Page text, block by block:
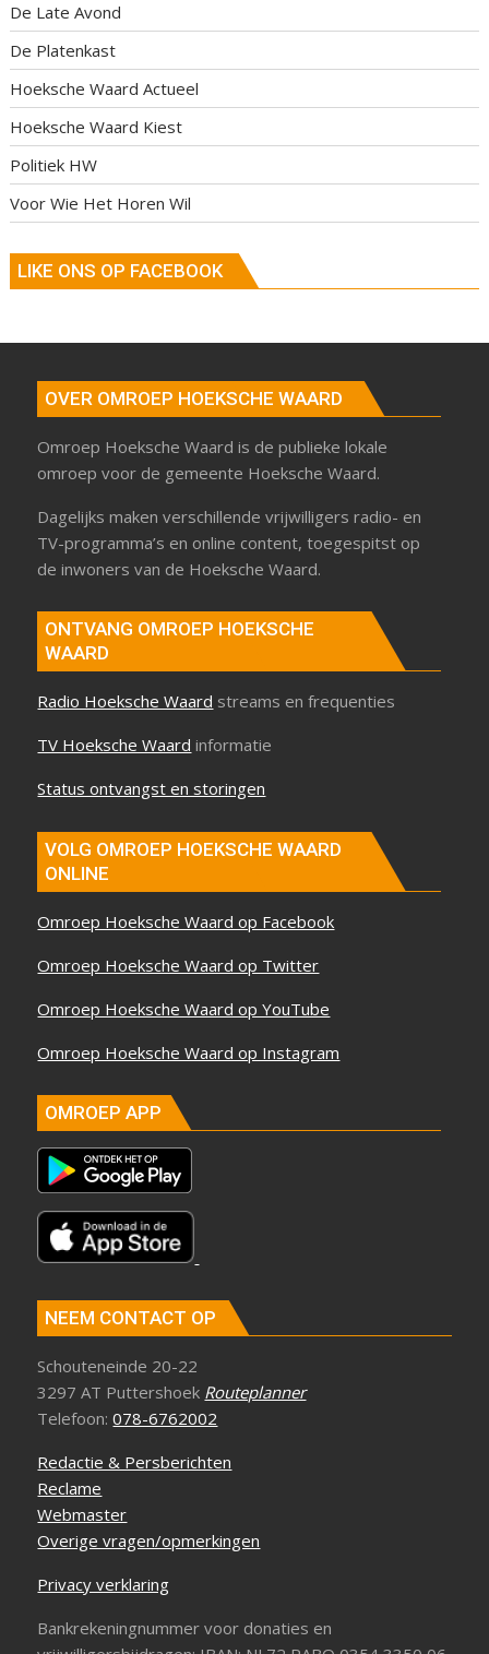
De Late Avond
De Platenkast
Hoeksche Waard Actueel
Hoeksche Waard Kiest
Politiek HW
Voor Wie Het Horen Wil
LIKE ONS OP FACEBOOK
OVER OMROEP HOEKSCHE WAARD
Omroep Hoeksche Waard is de publieke lokale
omroep voor de gemeente Hoeksche Waard.
Dagelijks maken verschillende vrijwilligers radio- en
TV-programma’s en online content, toegespitst op
de inwoners van de Hoeksche Waard.
ONTVANG OMROEP HOEKSCHE
WAARD
Radio Hoeksche Waard streams en frequenties
TV Hoeksche Waard informatie
Status ontvangst en storingen
VOLG OMROEP HOEKSCHE WAARD
ONLINE
Omroep Hoeksche Waard op Facebook
Omroep Hoeksche Waard op Twitter
Omroep Hoeksche Waard op YouTube
Omroep Hoeksche Waard op Instagram
OMROEP APP
NEEM CONTACT OP
Schouteneinde 20-22
3297 AT Puttershoek Routeplanner
Telefoon:078-6762002
Redactie & Persberichten
Reclame
Webmaster
Overige vragen/opmerkingen
Privacy verklaring
Bankrekeningnummer voor donaties en